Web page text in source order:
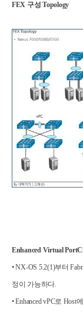
FEX 구성 Topology
Enhanced Virtual
• NX-OS 5.2(1)부터
정이 가능하다.
• Enhanced vPC로 Host